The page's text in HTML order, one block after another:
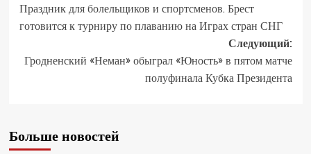
Праздник для болельщиков и спортсменов. Брест
готовится к турниру по плаванию на Играх стран СНГ
Следующий:
Гродненский «Неман» обыграл «Юность» в пятом матче
полуфинала Кубка Президента
Больше новостей